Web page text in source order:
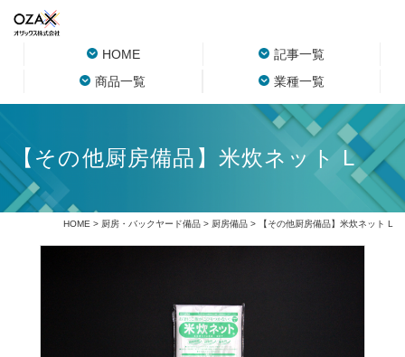
HOME
記事一覧
商品一覧
業種一覧
【その他厨房備品】米炊ネット L
HOME > 厨房・バックヤード備品> 厨房備品> 【その他厨房備品】米炊ネット L